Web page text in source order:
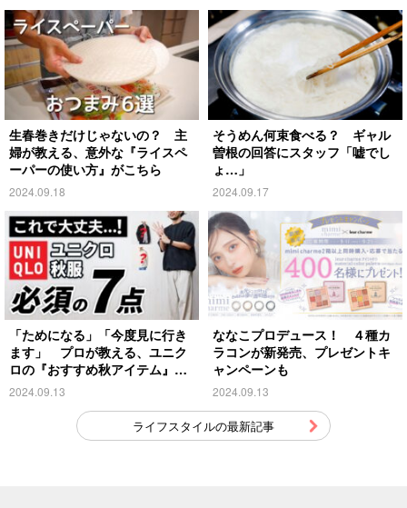
生春巻きだけじゃないの？ 主
婦が教える、意外な『ライスペ
ーパーの使い方』がこちら
2024.09.18
そうめん何束食べる？ ギャル
曽根の回答にスタッフ「嘘でし
ょ…」
2024.09.17
「ためになる」「今度見に行き
ます」 プロが教える、ユニク
ロの『おすすめ秋アイテム』が
こちら
2024.09.13
ななこプロデュース！ ４種カ
ラコンが新発売、プレゼントキ
ャンペーンも
2024.09.13
ライフスタイルの最新記事